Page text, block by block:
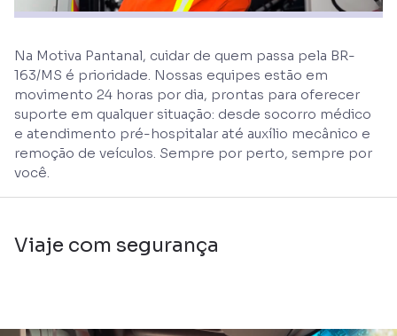
Na Motiva Pantanal, cuidar de quem passa pela BR-
163/MS é prioridade. Nossas equipes estão em
movimento 24 horas por dia, prontas para oferecer
suporte em qualquer situação: desde socorro médico
e atendimento pré-hospitalar até auxílio mecânico e
remoção de veículos. Sempre por perto, sempre por
você.
Viaje com segurança